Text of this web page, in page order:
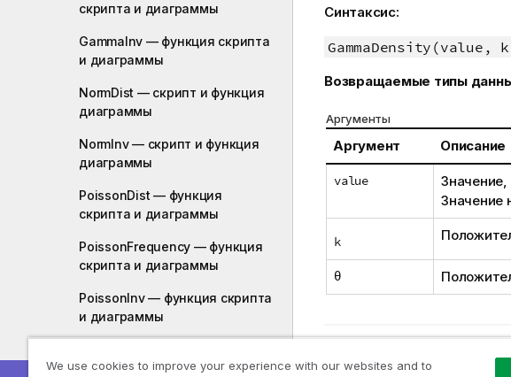
скриптa и диаграммы
GammaInv — функция скриптa
и диаграммы
NormDist — скрипт и функция
диаграммы
NormInv — скрипт и функция
диаграммы
PoissonDist — функция
скриптa и диаграммы
PoissonFrequency — функция
скриптa и диаграммы
PoissonInv — функция скриптa
и диаграммы
диаграммы
Синтаксис:
GammaDensity(value,
Возвращаемые типы
Аргументы
Аргумент Описание
value
Значение
k
θ
FInv — скрипт и
We use cookies to improve your experience with our websites and to